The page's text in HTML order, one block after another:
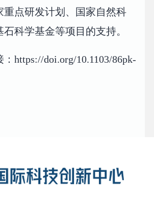
重点研发计划、国家自然科
科学基金等项目的支持。
doi.org/10.1103/86pk-